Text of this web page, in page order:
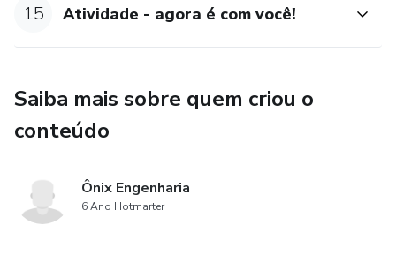
15 Atividade - agora é com você!
Saiba mais sobre quem criou o
conteúdo
Ônix Engenharia
6 Ano Hotmarter